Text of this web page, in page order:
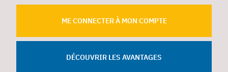
ME CONNECTER À MON COMPTE
DÉCOUVRIR LES AVANTAGES